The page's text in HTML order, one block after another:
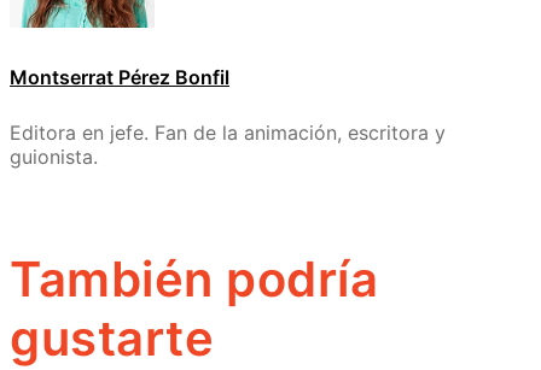
Montserrat Pérez Bonfil
Editora en jefe. Fan de la animación, escritora y
guionista.
También podría
gustarte